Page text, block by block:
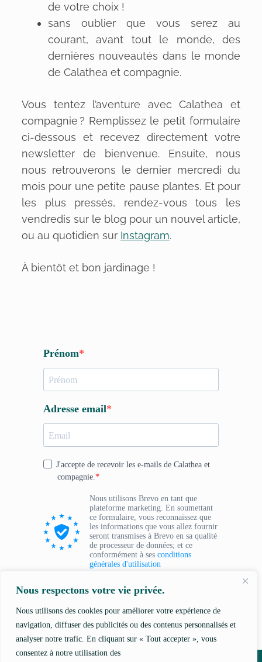
Nous respectons votre vie privée.
Nous utilisons des cookies pour améliorer votre expérience de
navigation, diffuser des publicités ou des contenus personnalisés et
analyser notre trafic. En cliquant sur « Tout accepter », vous
consentez à notre utilisation des
de votre choix !
sans oublier que vous serez au
courant, avant tout le monde, des
dernières nouveautés dans le monde
de Calathea et compagnie.
Vous tentez l’aventure avec Calathea et
compagnie ? Remplissez le petit formulaire
ci-dessous et recevez directement votre
newsletter de bienvenue. Ensuite, nous
nous retrouverons le dernier mercredi du
mois pour une petite pause plantes. Et pour
les plus pressés, rendez-vous tous les
vendredis sur le blog pour un nouvel article,
ou au quotidien sur Instagram.
À bientôt et bon jardinage !
Prénom
Adresse email
J'accepte de recevoir les e-mails de Calathea et
compagnie.
Nous utilisons Brevo en tant que
plateforme marketing. En soumettant
ce formulaire, vous reconnaissez que
les informations que vous allez fournir
seront transmises à Brevo en sa qualité
de processeur de données; et ce
conformément à ses conditions
générales d'utilisation
Je veux recevoir la newsletter !
Newsletter Qui sommes-nous ?